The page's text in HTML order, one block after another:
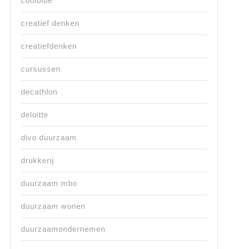
creatief denken
creatiefdenken
cursussen
decathlon
deloitte
divo duurzaam
drukkerij
duurzaam mbo
duurzaam wonen
duurzaamondernemen